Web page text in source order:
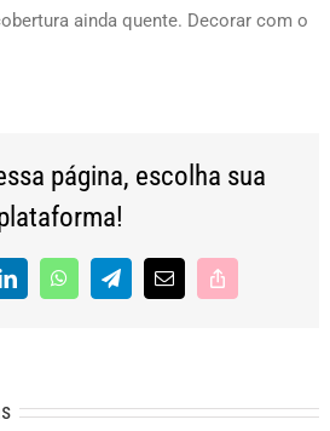
ainda quente. Decorar com o
página, escolha sua
LinkedInWhatsAppTelegram
E-
Copy